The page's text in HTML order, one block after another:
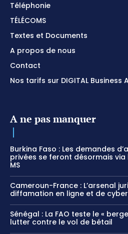
Téléphonie
TÉLÉCOMS
Textes et Documents
A propos de nous
Contact
Nos tarifs sur DIGITAL Business
A ne pas manquer
Burkina Faso : Les demandes
privées se feront désormais via
MS
Cameroun-France : L’arsenal
diffamation en ligne et de
Sénégal : La FAO teste le «
lutter contre le vol de bétail